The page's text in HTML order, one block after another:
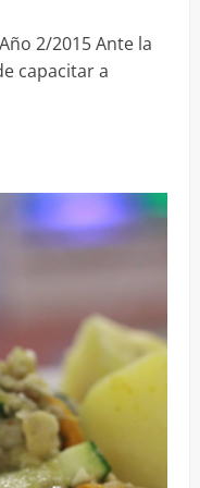
2/2015 Ante la
capacitar a